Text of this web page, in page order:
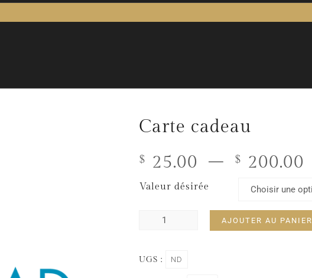
Carte cadeau
$ 25.00 – $ 200.00
Valeur désirée
AJOUTER AU PANIER
UGS : ND